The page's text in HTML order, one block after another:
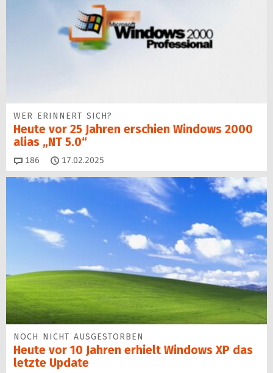
WER ERINNERT SICH?
Heute vor 25 Jahren erschien Windows 2000
alias „NT 5.0“
186 Kommentare
17.02.2025
NOCH NICHT AUSGESTORBEN
Heute vor 10 Jahren erhielt Windows XP das
letzte Update